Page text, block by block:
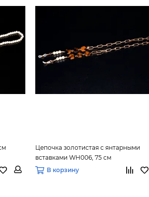
Цепочка золотистая с янтарными
вставками WH006, 75 см
В корзину